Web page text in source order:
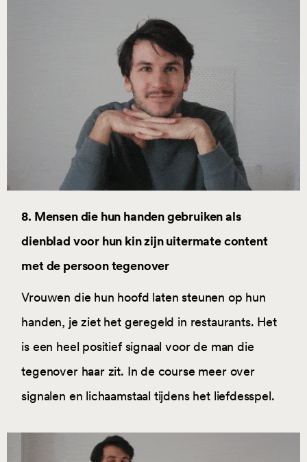
8. Mensen die hun handen gebruiken als
dienblad voor hun kin zijn uitermate content
met de persoon tegenover
Vrouwen die hun hoofd laten steunen op hun
handen, je ziet het geregeld in restaurants. Het
is een heel positief signaal voor de man die
tegenover haar zit. In de course meer over
signalen en lichaamstaal tijdens het liefdesspel.